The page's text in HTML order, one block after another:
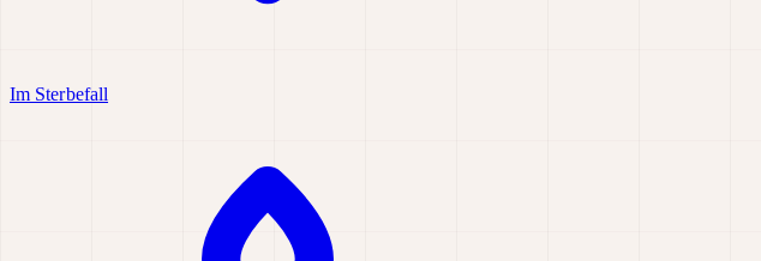
Im Sterbefall